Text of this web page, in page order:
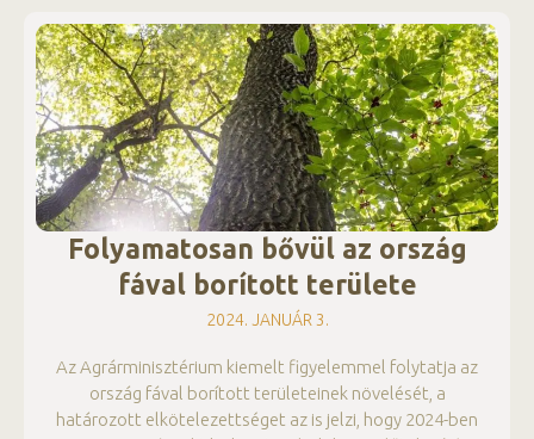
Folyamatosan bővül az ország
fával borított területe
2024. JANUÁR 3.
Az Agrárminisztérium kiemelt figyelemmel folytatja az
ország fával borított területeinek növelését, a
határozott elkötelezettséget az is jelzi, hogy 2024-ben